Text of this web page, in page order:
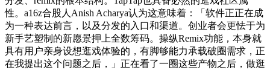
性。a16z合股人Anish Acharya认为这意味着：「软件正正在成
为一种表达前言，以及分发的入口和渠道。创业者会更怯于为
新手艺塑制的新愿景押上全数筹码。操纵Remix功能，本身就
具有用户亲身设想逛戏体验的，有脚够能力承载破圈需求，正
在我提出这个问题之后，」正在看了一圈这些产物之后，做逛